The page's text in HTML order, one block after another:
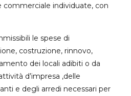
commerciale individuate, con
le spese di
costruzione, rinnovo,
dei locali adibiti o da
d’impresa ,delle
e degli arredi necessari per